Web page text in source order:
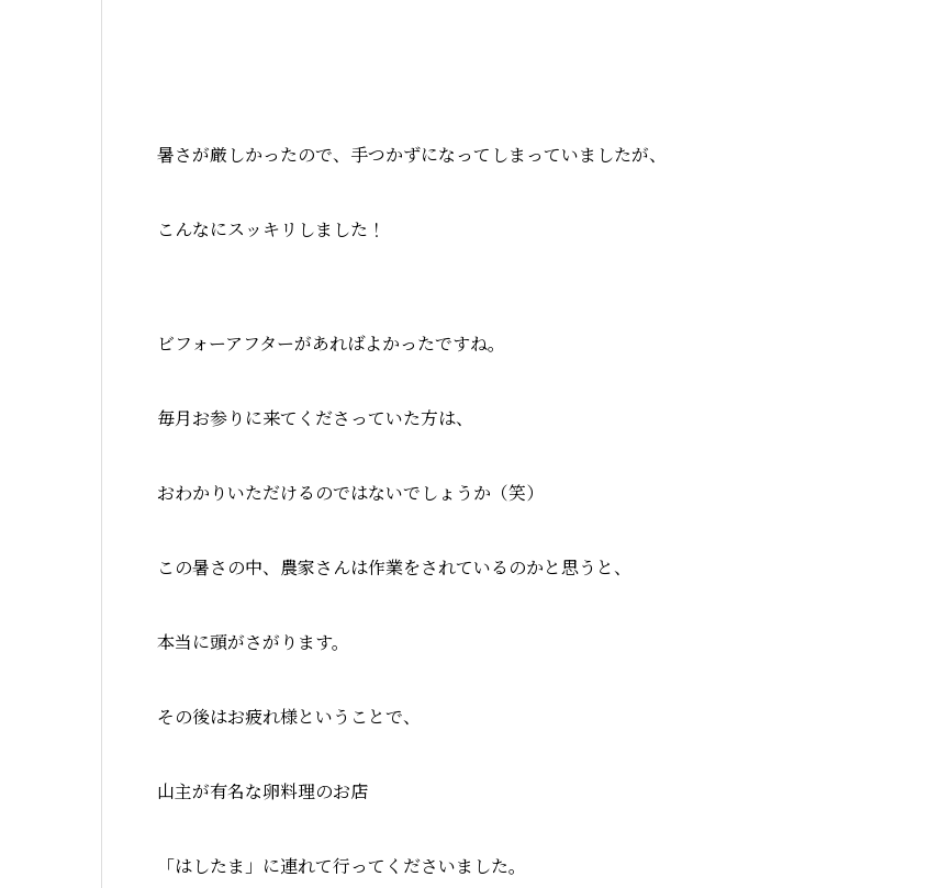
暑さが厳しかったので、手つかずになってしまっていましたが、
こんなにスッキリしました！
ビフォーアフターがあればよかったですね。
毎月お参りに来てくださっていた方は、
おわかりいただけるのではないでしょうか（笑）
この暑さの中、農家さんは作業をされているのかと思うと、
本当に頭がさがります。
その後はお疲れ様ということで、
山主が有名な卵料理のお店
「はしたま」に連れて行ってくださいました。